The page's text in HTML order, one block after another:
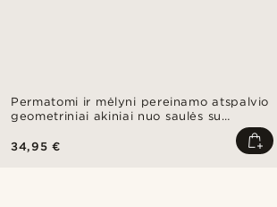
Permatomi ir mėlyni pereinamo atspalvio
geometriniai akiniai nuo saulės su
34,95 €